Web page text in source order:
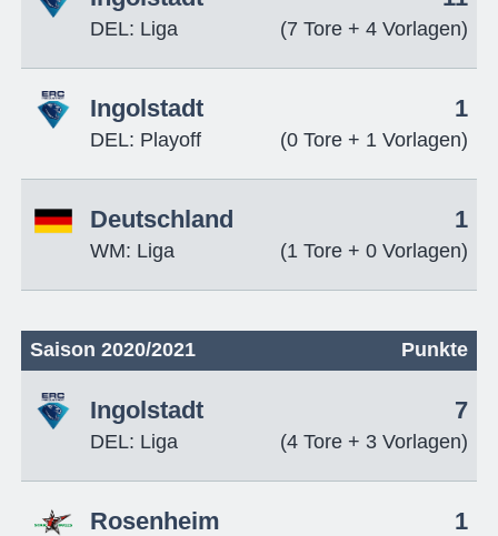
DEL: Liga (7 Tore + 4 Vorlagen)
Ingolstadt
DEL: Playoff
1
(0 Tore + 1 Vorlagen)
Deutschland
WM: Liga
1
(1 Tore + 0 Vorlagen)
Saison 2020/2021 Punkte
Ingolstadt
DEL: Liga
7
(4 Tore + 3 Vorlagen)
Rosenheim 1